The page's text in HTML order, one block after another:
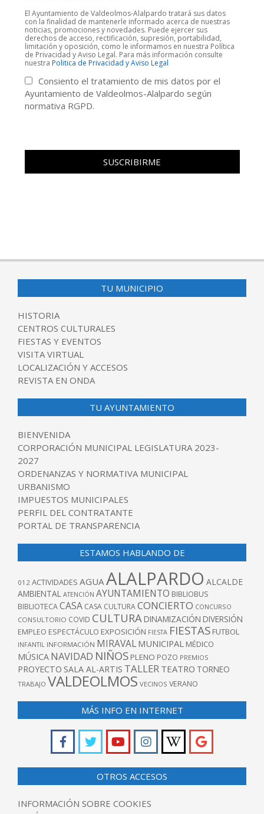
El Ayuntamiento de Valdeolmos-Alalpardo tratará sus datos
con la finalidad de mantenerle informado acerca de nuestras
noticias, promociones y novedades. Puede ejercer sus
derechos de acceso, rectificación, supresión, portabilidad,
limitación y oposición, como le informamos en nuestra Política
de Privacidad y Aviso Legal. Para más información consulte
nuestra Politica de Privacidad y Aviso Legal
Consiento el tratamiento de mis datos por el
Ayuntamiento de Valdeolmos-Alalpardo según
normativa RGPD.
TU MUNICIPIO
HISTORIA
CENTROS CULTURALES
FIESTAS Y EVENTOS
VISITA VIRTUAL
LOCALIZACIÓN Y ACCESOS
REVISTA EN ONDA
TU AYUNTAMIENTO
BIENVENIDA
CORPORACIÓN MUNICIPAL LEGISLATURA 2023-
2027
ORDENANZAS Y NORMATIVA MUNICIPAL
URBANISMO
IMPUESTOS MUNICIPALES
PERFIL DEL CONTRATANTE
PORTAL DE TRANSPARENCIA
ESTAMOS HABLANDO DE
012 ACTIVIDADES AGUA ALALPARDO ALCALDE
AMBIENTAL ATENCIÓN AYUNTAMIENTO BIBLIOBUS
BIBLIOTECACASA CASA CULTURACONCIERTO CONCURSO
CONSULTORIO COVID CULTURA DINAMIZACIÓN DIVERSIÓN
EMPLEO ESPECTÁCULO EXPOSICIÓN FIESTA FIESTAS FUTBOL
INFANTIL INFORMACIÓN MIRAVAL MUNICIPAL MÉDICO
MÚSICA NAVIDAD NIÑOS PLENO POZO PREMIOS
PROYECTO SALA AL-ARTIS TALLER TEATRO TORNEO
TRABAJO VALDEOLMOS VECINOS VERANO
MÁS INFO EN INTERNET
OTROS ACCESOS
INFORMACIÓN SOBRE COOKIES